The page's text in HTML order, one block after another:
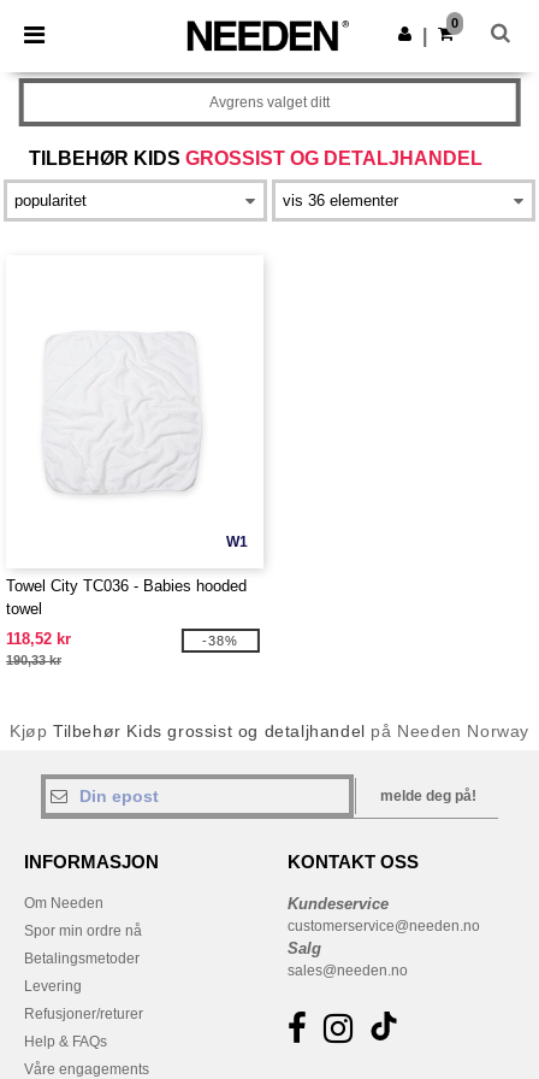
× Needen-app
Bedre priser i appen!
Last ned app
0
TILBEHØR KIDS GROSSIST OG DETALJHANDEL
Avgrens valget ditt
W1
Towel City TC036 - Babies hooded
towel
118,52 kr
190,33 kr
-38%
Kjøp Tilbehør Kids grossist og detaljhandel på Needen Norway
melde deg på!
INFORMASJON
Om Needen
Spor min ordre nå
Betalingsmetoder
Levering
Refusjoner/returer
Help & FAQs
Våre engagements
KONTAKT OSS
Kundeservice
customerservice@needen.no
Salg
sales@needen.no